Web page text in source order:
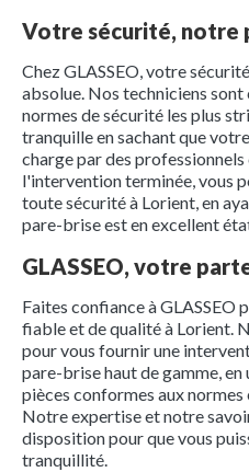
Votre sécurité, notre
Chez GLASSEO, votre
absolue. Nos techniciens
normes de sécurité les plus
tranquille en sachant que
charge par des
l'intervention terminée, vous
toute sécurité à Lorient, en
pare-brise est en excellent
GLASSEO, votre
Faites confiance à GLASSEO
fiable et de qualité à Lorient.
pour vous fournir une
pare-brise haut de gamme,
pièces conformes aux
Notre expertise et notre
disposition pour que vous
tranquillité.